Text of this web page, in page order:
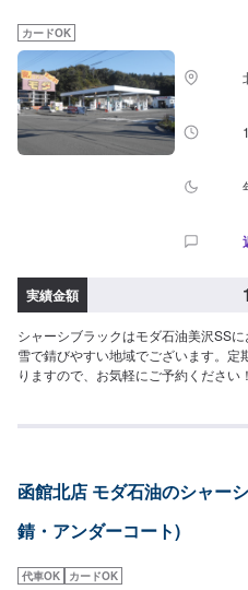
カードOK
実績金額
シャーシブラックはモダ石油美沢SS
雪で錆びやすい地域でございます。
りますので、お気軽にご予約くださ
函館北店 モダ石油のシャー
錆・アンダーコート)
代車OK カードOK